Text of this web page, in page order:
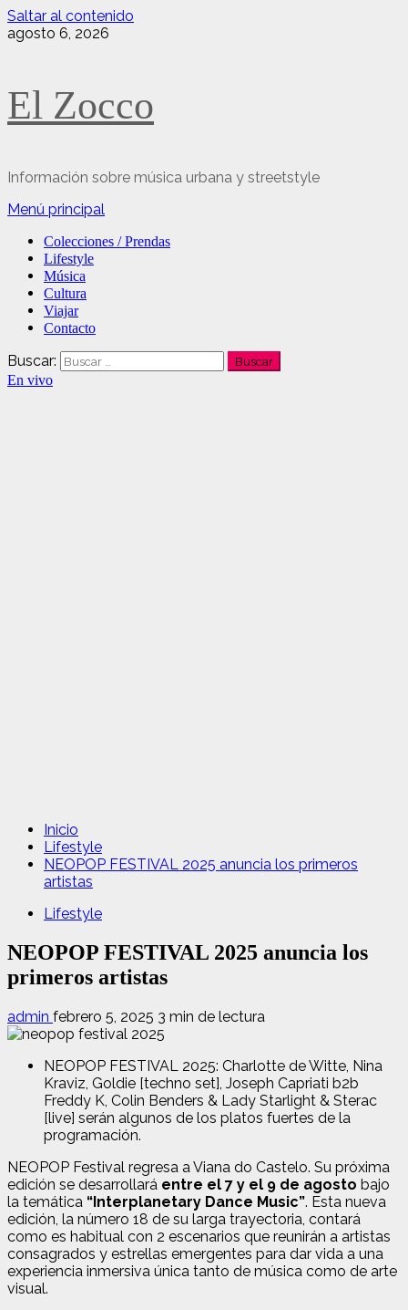
Saltar al contenido
agosto 6, 2026
El Zocco
Información sobre música urbana y streetstyle
Menú principal
Colecciones / Prendas
Lifestyle
Música
Cultura
Viajar
Contacto
Buscar:
En vivo
Inicio
Lifestyle
NEOPOP FESTIVAL 2025 anuncia los primeros
artistas
Lifestyle
NEOPOP FESTIVAL 2025 anuncia los
primeros artistas
admin febrero 5, 2025 3 min de lectura
NEOPOP FESTIVAL 2025: Charlotte de Witte, Nina
Kraviz, Goldie [techno set], Joseph Capriati b2b
Freddy K, Colin Benders & Lady Starlight & Sterac
[live] serán algunos de los platos fuertes de la
programación.
NEOPOP Festival regresa a Viana do Castelo. Su próxima
edición se desarrollará entre el 7 y el 9 de agosto bajo
la temática “Interplanetary Dance Music”. Esta nueva
edición, la número 18 de su larga trayectoria, contará
como es habitual con 2 escenarios que reunirán a artistas
consagrados y estrellas emergentes para dar vida a una
experiencia inmersiva única tanto de música como de arte
visual.